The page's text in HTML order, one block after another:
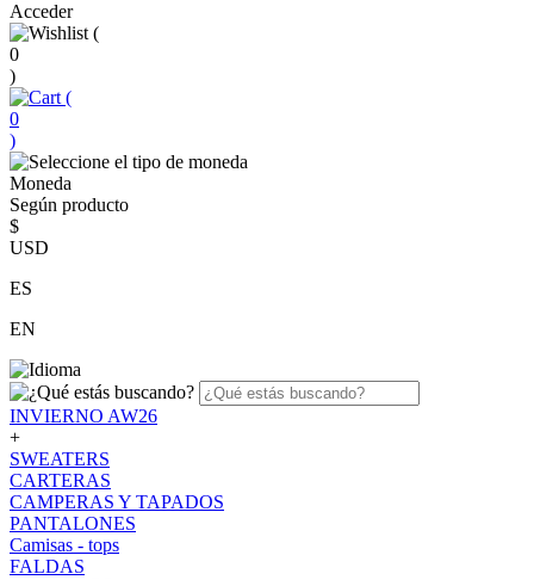
Acceder
(
0
)
(
0
)
Moneda
Según producto
$
USD
ES
EN
INVIERNO AW26
+
SWEATERS
CARTERAS
CAMPERAS Y TAPADOS
PANTALONES
Camisas - tops
FALDAS